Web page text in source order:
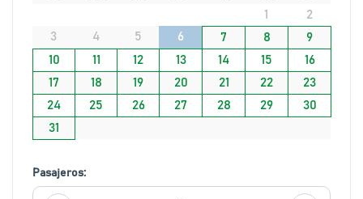
1
2
3
4 5 6 7 8
9
10
11 12 13 14 15
16
17
18 19 20 21 22
23
24
25 26 27 28 29
30
31
Pasajeros: